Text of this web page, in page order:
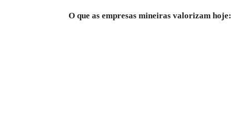
O que as empresas mineiras valorizam hoje: